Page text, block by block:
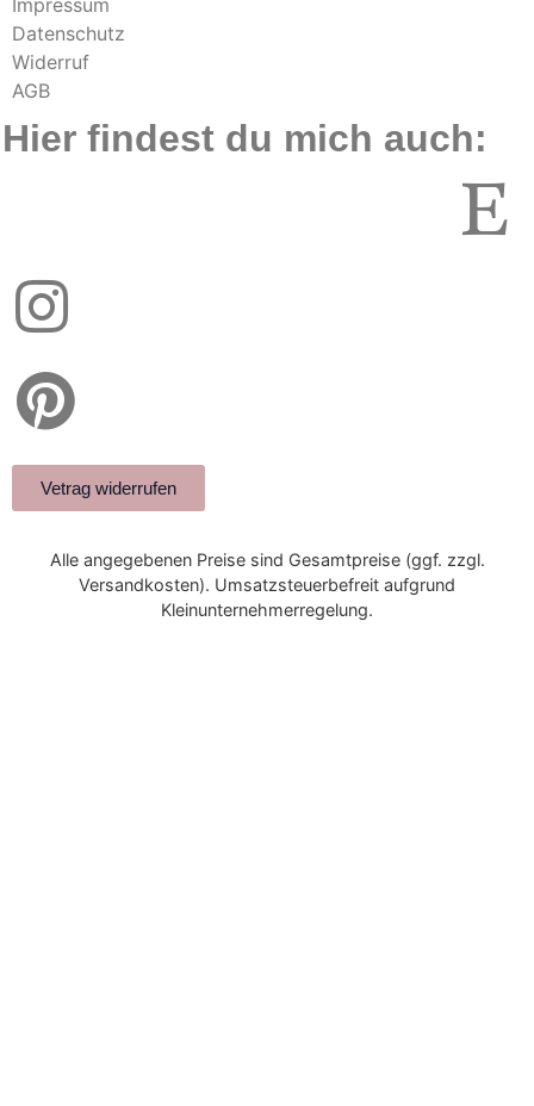
Datenschutz
Widerruf
AGB
Hier findest du mich auch:
Vetrag widerrufen
Alle angegebenen Preise sind Gesamtpreise (ggf. zzgl.
Versandkosten). Umsatzsteuerbefreit aufgrund
Kleinunternehmerregelung.